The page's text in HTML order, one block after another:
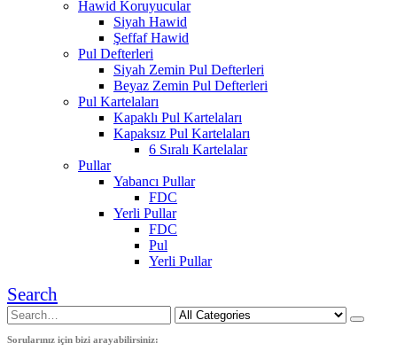
Hawid Koruyucular
Siyah Hawid
Şeffaf Hawid
Pul Defterleri
Siyah Zemin Pul Defterleri
Beyaz Zemin Pul Defterleri
Pul Kartelaları
Kapaklı Pul Kartelaları
Kapaksız Pul Kartelaları
6 Sıralı Kartelalar
Pullar
Yabancı Pullar
FDC
Yerli Pullar
FDC
Pul
Yerli Pullar
Search
Sorularınız için bizi arayabilirsiniz: